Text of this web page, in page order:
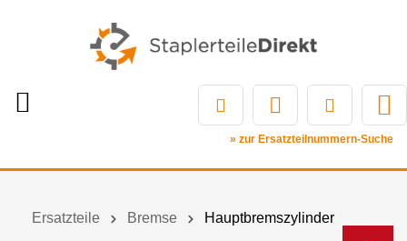
» zur Ersatzteilnummern-Suche
Ersatzteile Bremse Hauptbremszylinder